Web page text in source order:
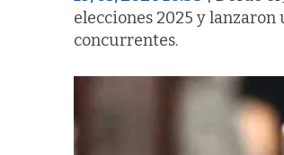
elecciones 2025 y lanzaron
concurrentes.